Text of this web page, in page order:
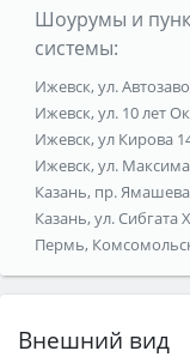
Шоурумы и
системы:
Ижевск, ул.
Ижевск, ул. 10 лет
Ижевск, ул Кирова
Ижевск, ул.
Казань, пр.
Казань, ул. Сибгата
Пермь,
Внешний вид